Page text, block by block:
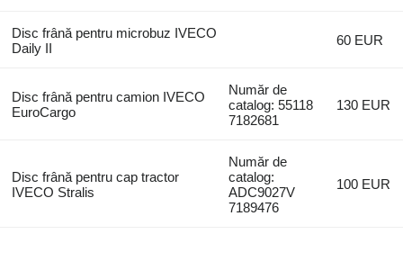
Disc frână pentru microbuz IVECO
Daily II
60 EUR
Disc frână pentru camion IVECO
EuroCargo
Număr de
catalog: 55118
7182681
130 EUR
Disc frână pentru cap tractor
IVECO Stralis
Număr de
catalog:
ADC9027V
7189476
100 EUR